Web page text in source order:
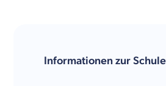
Informationen zur Schule